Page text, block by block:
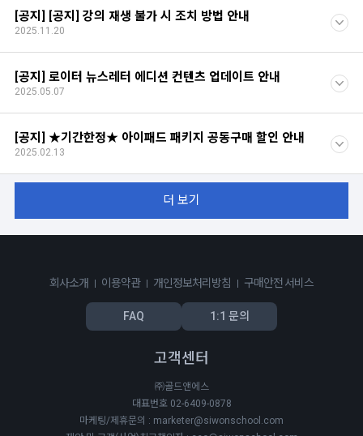
[공지] [공지] 강의 재생 불가 시 조치 방법 안내
2025.11.20
[공지] 로이터 뉴스레터 에디션 컨텐츠 업데이트 안내
2025.05.07
[공지] ★기간한정★ 아이패드 패키지 공동구매 할인 안내
2025.02.13
더 보기
회사소개 이용약관 개인정보처리방침 구매안전 서비스
FAQ 1:1 문의
고객센터
㈜골드앤에스
대표번호 02-6409-0878
마케팅/제휴문의 : marketer@siwonschool.com